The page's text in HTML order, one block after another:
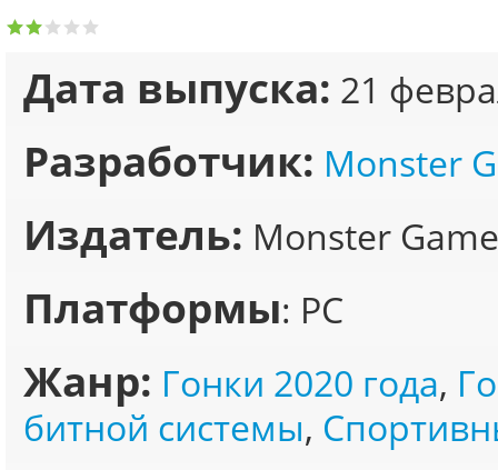
Дата выпуска: 21
Разработчик: Monster
Издатель: Monster
Платформы: PC
Жанр: Гонки 2020 года,
битной системы,